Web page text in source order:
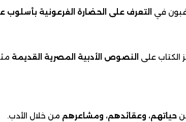
في التعرف على الحضارة الفرعونية
الكتاب على النصوص الأدبية المصرية القديمة
حياتهم، وعقائدهم، ومشاعرهم من خلال الأدب.